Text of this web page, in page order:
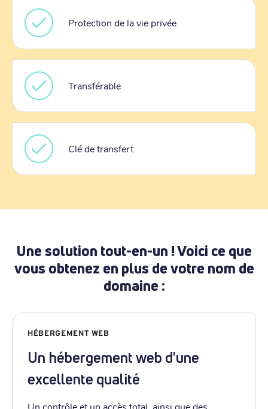
Protection de la vie privée
Transférable
Clé de transfert
Une solution tout-en-un ! Voici ce que
vous obtenez en plus de votre nom de
domaine :
HÉBERGEMENT WEB
Un hébergement web d'une
excellente qualité
Un contrôle et un accès total, ainsi que des